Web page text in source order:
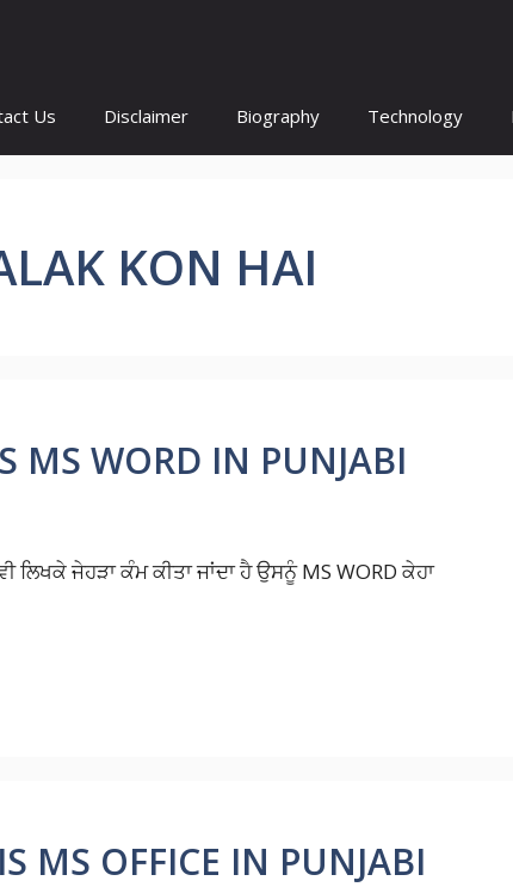
Us Disclaimer Biography Technology
KON HAI
MS WORD IN PUNJABI
ਲਿਖਕੇ ਜੇਹੜਾ ਕੰਮ ਕੀਤਾ ਜਾਂਦਾ ਹੈ ਉਸਨੂੰ MS WORD ਕੇਹਾ
MS OFFICE IN PUNJABI